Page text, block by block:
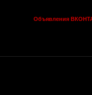
Объявления